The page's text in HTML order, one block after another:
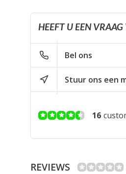
HEEFT U EEN
Bel ons
Stuur ons een
16
REVIEWS